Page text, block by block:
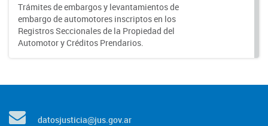
Trámites de embargos y levantamientos de
embargo de automotores inscriptos en los
Registros Seccionales de la Propiedad del
Automotor y Créditos Prendarios.
datosjusticia@jus.gov.ar